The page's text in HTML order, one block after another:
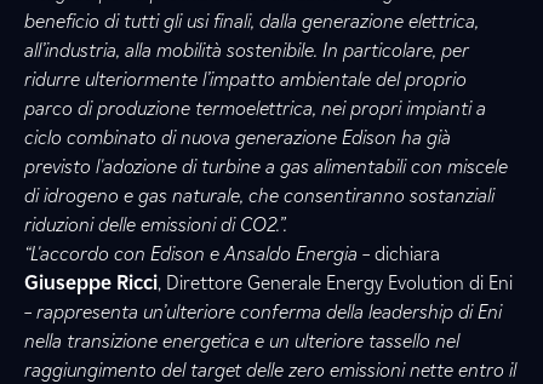
beneficio di tutti gli usi finali, dalla generazione elettrica,
all’industria, alla mobilità sostenibile. In particolare, per
ridurre ulteriormente l’impatto ambientale del proprio
parco di produzione termoelettrica, nei propri impianti a
ciclo combinato di nuova generazione Edison ha già
previsto l'adozione di turbine a gas alimentabili con miscele
di idrogeno e gas naturale, che consentiranno sostanziali
riduzioni delle emissioni di CO2.”.
“L'accordo con Edison e Ansaldo Energia – dichiara
Giuseppe Ricci, Direttore Generale Energy Evolution di Eni
– rappresenta un’ulteriore conferma della leadership di Eni
nella transizione energetica e un ulteriore tassello nel
raggiungimento del target delle zero emissioni nette entro il